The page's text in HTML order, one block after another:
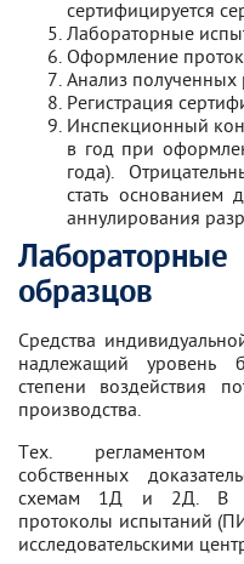
сертифицируется
Лабораторные
Оформление
Анализ полученных
Регистрация
Инспекционный
в год при
года).
стать основанием
аннулирования
образцов
Средства
надлежащий уровень
степени воздействия
производства.
Тех. регламентом
собственных
схемам 1Д и 2Д. В
протоколы испытаний
исследовательскими